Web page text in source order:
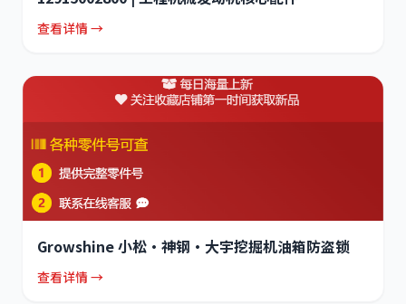
查看详情 →
Growshine 小松·神钢·大宇挖掘机油箱防盗锁
查看详情 →